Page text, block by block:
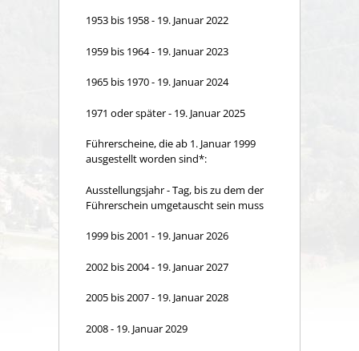
1953 bis 1958 - 19. Januar 2022
1959 bis 1964 - 19. Januar 2023
1965 bis 1970 - 19. Januar 2024
1971 oder später - 19. Januar 2025
Führerscheine, die ab 1. Januar 1999
ausgestellt worden sind*:
Ausstellungsjahr - Tag, bis zu dem der
Führerschein umgetauscht sein muss
1999 bis 2001 - 19. Januar 2026
2002 bis 2004 - 19. Januar 2027
2005 bis 2007 - 19. Januar 2028
2008 - 19. Januar 2029